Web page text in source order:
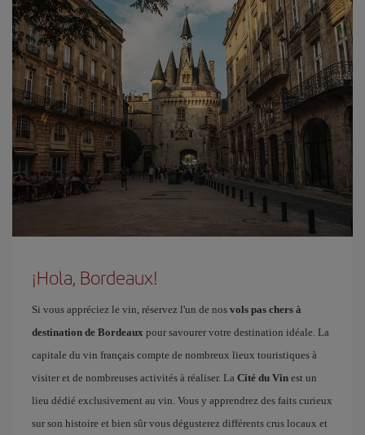
¡Hola, Bordeaux!
Si vous appréciez le vin, réservez l'un de nos vols pas chers à
destination de Bordeaux pour savourer votre destination idéale. La
capitale du vin français compte de nombreux lieux touristiques à
visiter et de nombreuses activités à réaliser. La Cité du Vin est un
lieu dédié exclusivement au vin. Vous y apprendrez des faits curieux
sur son histoire et bien sûr vous dégusterez différents crus locaux et